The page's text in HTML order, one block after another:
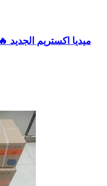
ميديا اكستريم